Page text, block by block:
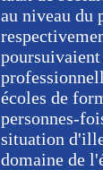
au niveau du
poursuivaient
écoles de
personnes-
situation
domaine de